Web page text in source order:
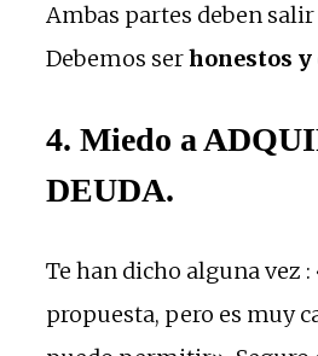
Ambas partes deben
Debemos serhonestos y
4. Miedo a
DEUDA.
Te han dicho alguna vez
propuesta, pero es muy